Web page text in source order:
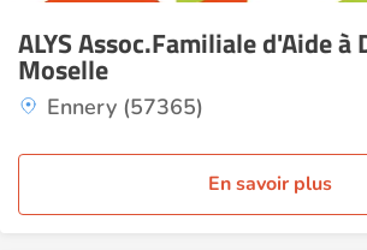
ALYS Assoc.Familiale d'Aide à
Moselle
Ennery (57365)
En savoir plus